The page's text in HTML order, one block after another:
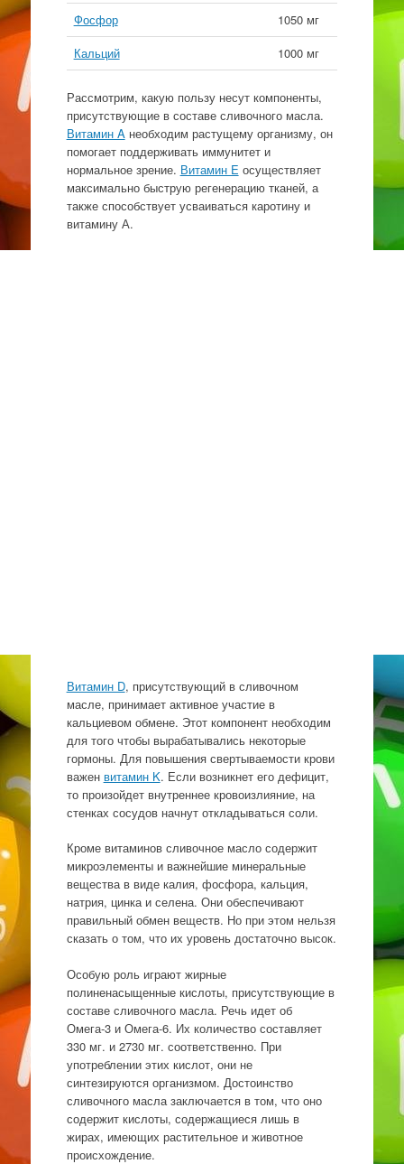
Фосфор
1050 мг
Кальций
1000 мг
Рассмотрим, какую пользу несут компоненты,
присутствующие в составе сливочного масла.
Витамин A необходим растущему организму, он
помогает поддерживать иммунитет и
нормальное зрение. Витамин E осуществляет
максимально быструю регенерацию тканей, а
также способствует усваиваться каротину и
витамину А.
Витамин D, присутствующий в сливочном
масле, принимает активное участие в
кальциевом обмене. Этот компонент необходим
для того чтобы вырабатывались некоторые
гормоны. Для повышения свертываемости крови
важен витамин K. Если возникнет его дефицит,
то произойдет внутреннее кровоизлияние, на
стенках сосудов начнут откладываться соли.
Кроме витаминов сливочное масло содержит
микроэлементы и важнейшие минеральные
вещества в виде калия, фосфора, кальция,
натрия, цинка и селена. Они обеспечивают
правильный обмен веществ. Но при этом нельзя
сказать о том, что их уровень достаточно высок.
Особую роль играют жирные
полиненасыщенные кислоты, присутствующие в
составе сливочного масла. Речь идет об
Омега-3 и Омега-6. Их количество составляет
330 мг. и 2730 мг. соответственно. При
употреблении этих кислот, они не
синтезируются организмом. Достоинство
сливочного масла заключается в том, что оно
содержит кислоты, содержащиеся лишь в
жирах, имеющих растительное и животное
происхождение.